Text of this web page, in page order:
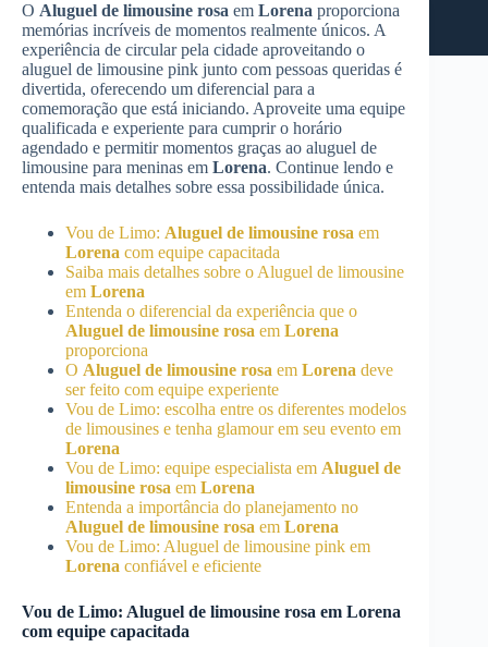
O Aluguel de limousine rosa em Lorena proporciona
memórias incríveis de momentos realmente únicos. A
experiência de circular pela cidade aproveitando o
aluguel de limousine pink junto com pessoas queridas é
divertida, oferecendo um diferencial para a
comemoração que está iniciando. Aproveite uma equipe
qualificada e experiente para cumprir o horário
agendado e permitir momentos graças ao aluguel de
limousine para meninas em Lorena. Continue lendo e
entenda mais detalhes sobre essa possibilidade única.
Vou de Limo: Aluguel de limousine rosa em
Lorena com equipe capacitada
Saiba mais detalhes sobre o Aluguel de limousine
em Lorena
Entenda o diferencial da experiência que o
Aluguel de limousine rosa em Lorena
proporciona
O Aluguel de limousine rosa em Lorena deve
ser feito com equipe experiente
Vou de Limo: escolha entre os diferentes modelos
de limousines e tenha glamour em seu evento em
Lorena
Vou de Limo: equipe especialista em Aluguel de
limousine rosa em Lorena
Entenda a importância do planejamento no
Aluguel de limousine rosa em Lorena
Vou de Limo: Aluguel de limousine pink em
Lorena confiável e eficiente
Vou de Limo: Aluguel de limousine rosa em Lorena
com equipe capacitada